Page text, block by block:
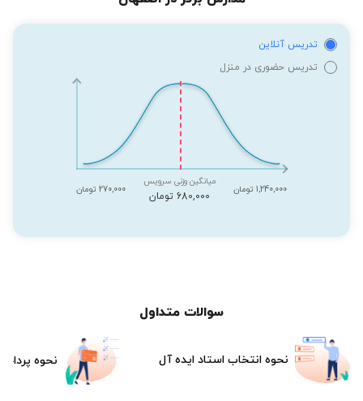
تدریس آنلاین
تدریس حضوری در منزل
1,240,000 تومان
میانگین وزنی سرویس
680,000 تومان
270,000 تومان
سوالات متداول
نحوه انتخاب استاد ایده آل نحوه